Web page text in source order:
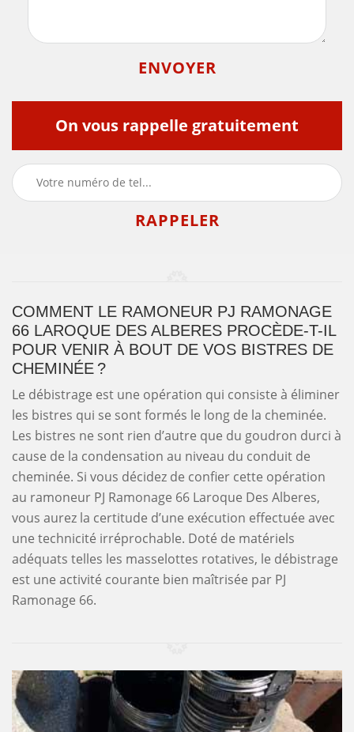
On vous rappelle gratuitement
COMMENT LE RAMONEUR PJ RAMONAGE
66 LAROQUE DES ALBERES PROCÈDE-T-IL
POUR VENIR À BOUT DE VOS BISTRES DE
CHEMINÉE ?
Le débistrage est une opération qui consiste à éliminer
les bistres qui se sont formés le long de la cheminée.
Les bistres ne sont rien d’autre que du goudron durci à
cause de la condensation au niveau du conduit de
cheminée. Si vous décidez de confier cette opération
au ramoneur PJ Ramonage 66 Laroque Des Alberes,
vous aurez la certitude d’une exécution effectuée avec
une technicité irréprochable. Doté de matériels
adéquats telles les masselottes rotatives, le débistrage
est une activité courante bien maîtrisée par PJ
Ramonage 66.